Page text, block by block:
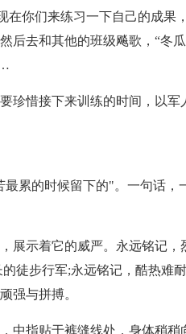
你们来练习一下自己的成果
后去和其他的班级飚歌，“冬
珍惜接下来训练的时间，以军
累的时候留下的"。一句话，
展示着它的威严。永远铭记，
徒步行军;永远铭记，酷热难
强与拼搏。
中指贴于裤缝线处，身体稍稍